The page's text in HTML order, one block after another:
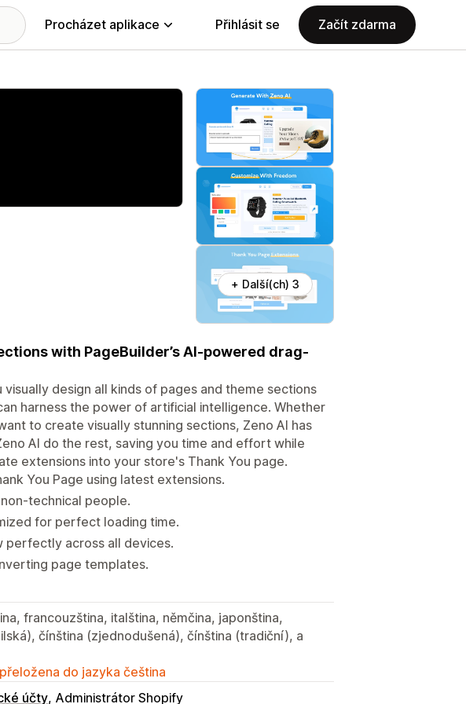
Procházet aplikace Přihlásit se Začít zdarma
+ Další(ch) 3
with PageBuilder’s AI-powered drag-
design all kinds of pages and theme sections
harness the power of artificial intelligence. Whether
to create visually stunning sections, Zeno AI has
AI do the rest, saving you time and effort while
extensions into your store's Thank You page.
You Page using latest extensions.
technical people.
for perfect loading time.
perfectly across all devices.
page templates.
francouzština, italština, němčina, japonština,
čínština (zjednodušená), čínština (tradiční), a
do jazyka čeština
účty Administrátor Shopify